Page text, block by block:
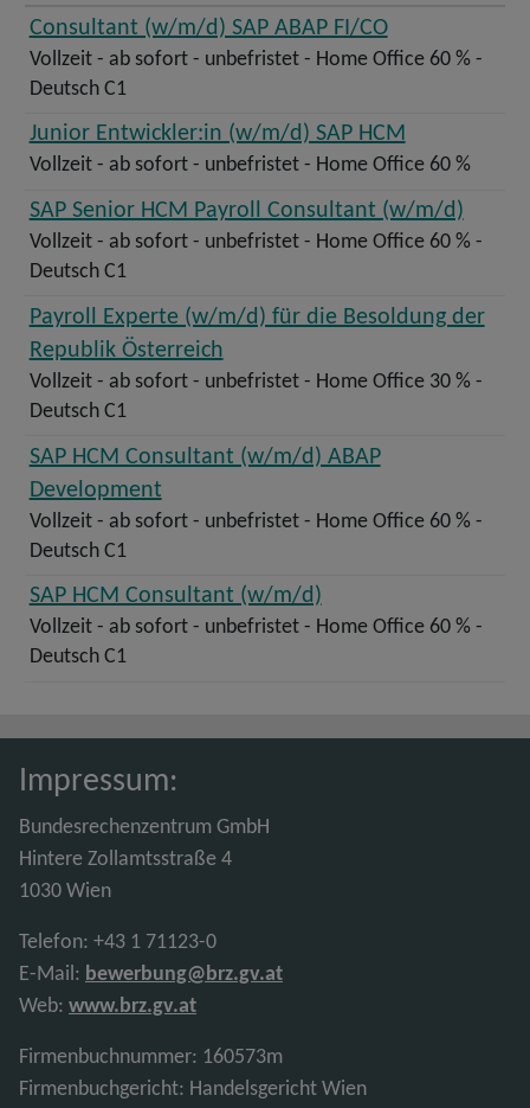
Stelle
Ort
Filtern
Consultant (w/m/d) SAP ABAP FI/CO
Vollzeit - ab sofort - unbefristet - Home Office 60 % -
Deutsch C1
Junior Entwickler:in (w/m/d) SAP HCM
Vollzeit - ab sofort - unbefristet - Home Office 60 %
SAP Senior HCM Payroll Consultant (w/m/d)
Vollzeit - ab sofort - unbefristet - Home Office 60 % -
Deutsch C1
Payroll Experte (w/m/d) für die Besoldung der
Republik Österreich
Vollzeit - ab sofort - unbefristet - Home Office 30 % -
Deutsch C1
SAP HCM Consultant (w/m/d) ABAP
Development
Vollzeit - ab sofort - unbefristet - Home Office 60 % -
Deutsch C1
SAP HCM Consultant (w/m/d)
Vollzeit - ab sofort - unbefristet - Home Office 60 % -
Deutsch C1
Impressum:
Bundesrechenzentrum GmbH
Hintere Zollamtsstraße 4
1030 Wien
Telefon: +43 1 71123-0
E-Mail: bewerbung@brz.gv.at
Web: www.brz.gv.at
Firmenbuchnummer: 160573m
Firmenbuchgericht: Handelsgericht Wien